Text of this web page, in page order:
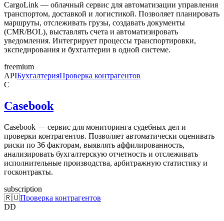
CargoLink — облачный сервис для автоматизации управления
транспортом, доставкой и логистикой. Позволяет планировать
маршруты, отслеживать грузы, создавать документы
(CMR/BOL), выставлять счета и автоматизировать
уведомления. Интегрирует процессы транспортировки,
экспедирования и бухгалтерии в одной системе.
freemium
APIБухгалтерияПроверка контрагентов
C
Casebook
Casebook — сервис для мониторинга судебных дел и
проверки контрагентов. Позволяет автоматически оценивать
риски по 36 факторам, выявлять аффилированность,
анализировать бухгалтерскую отчетность и отслеживать
исполнительные производства, арбитражную статистику и
госконтракты.
subscription
🇷🇺Проверка контрагентов
DD